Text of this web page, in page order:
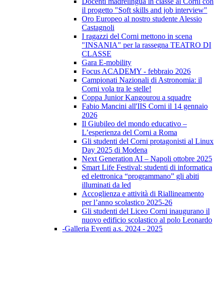
il progetto "Soft skills and job interview"
Oro Europeo al nostro studente Alessio
Castagnoli
I ragazzi del Corni mettono in scena
"INSANIA" per la rassegna TEATRO DI
CLASSE
Gara E-mobility
Focus ACADEMY - febbraio 2026
Campionati Nazionali di Astronomia: il
Corni vola tra le stelle!
Coppa Junior Kangourou a squadre
Fabio Mancini all'IIS Corni il 14 gennaio
2026
Il Giubileo del mondo educativo –
L’esperienza del Corni a Roma
Gli studenti del Corni protagonisti al Linux
Day 2025 di Modena
Next Generation AI – Napoli ottobre 2025
Smart Life Festival: studenti di informatica
ed elettronica “programmano” gli abiti
illuminati da led
Accoglienza e attività di Riallineamento
per l’anno scolastico 2025-26
Gli studenti del Liceo Corni inaugurano il
nuovo edificio scolastico al polo Leonardo
-Galleria Eventi a.s. 2024 - 2025